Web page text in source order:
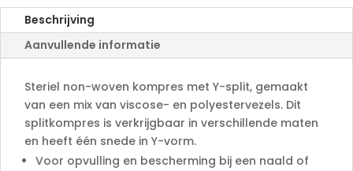
a
t
Beschrijving
Aanvullende informatie
Steriel non-woven kompres met Y-split, gemaakt
van een mix van viscose- en polyestervezels. Dit
splitkompres is verkrijgbaar in verschillende maten
en heeft één snede in Y-vorm.
Voor opvulling en bescherming bij een naald of